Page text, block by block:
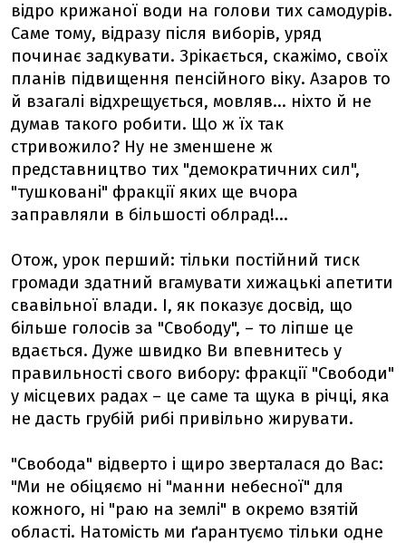
відро крижаної води на голови тих самодурів.
Саме тому, відразу після виборів, уряд
починає задкувати. Зрікається, скажімо, своїх
планів підвищення пенсійного віку. Азаров то
й взагалі відхрещується, мовляв... ніхто й не
думав такого робити. Що ж їх так
стривожило? Ну не зменшене ж
представництво тих "демократичних сил",
"тушковані" фракції яких ще вчора
заправляли в більшості облрад!...
Отож, урок перший: тільки постійний тиск
громади здатний вгамувати хижацькі апетити
свавільної влади. І, як показує досвід, що
більше голосів за "Свободу", – то ліпше це
вдається. Дуже швидко Ви впевнитесь у
правильності свого вибору: фракції "Свободи"
у місцевих радах – це саме та щука в річці, яка
не дасть грубій рибі привільно жирувати.
"Свобода" відверто і щиро зверталася до Вас:
"Ми не обіцяємо ні "манни небесної" для
кожного, ні "раю на землі" в окремо взятій
області. Натомість ми ґарантуємо тільки одне